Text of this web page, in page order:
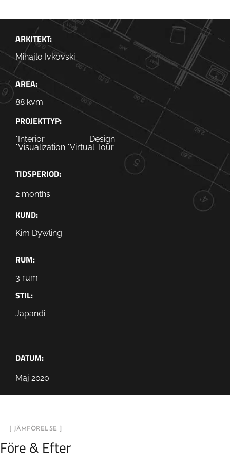
ARKITEKT:
Mihajlo Ivkovski
AREA:
88 kvm
PROJEKTTYP:
*Interior Design
*Visualization *Virtual Tour
TIDSPERIOD:
2 months
KUND:
Kim Dywling
RUM:
3 rum
STIL:
Japandi
DATUM:
Maj 2020
[ JÄMFÖRELSE ]
Före & Efter